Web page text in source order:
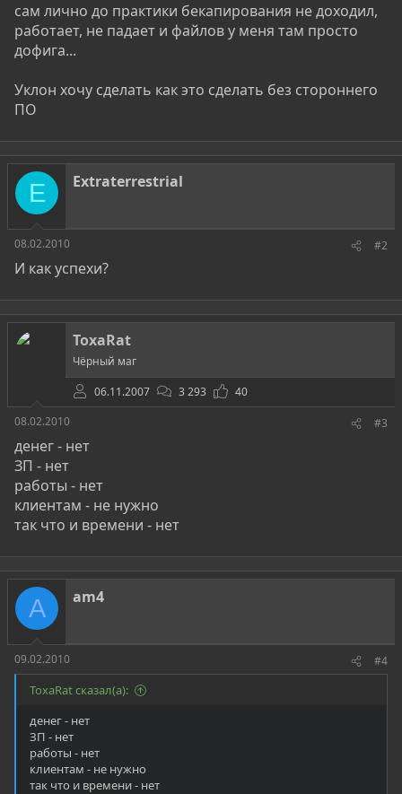
сам лично до практики бекапирования не доходил,
работает, не падает и файлов у меня там просто
дофига...
Уклон хочу сделать как это сделать без стороннего
ПО
E Extraterrestrial
08.02.2010 #2
И как успехи?
ToxaRat
Чёрный маг
06.11.2007
3 293
40
08.02.2010
#3
денег - нет
ЗП - нет
работы - нет
клиентам - не нужно
так что и времени - нет
A am4
09.02.2010 #4
ToxaRat сказал(а):
денег - нет
ЗП - нет
работы - нет
клиентам - не нужно
так что и времени - нет